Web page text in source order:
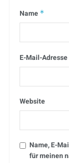
Name *
E-Mail-Adresse
Website
Name, E-
für meinen